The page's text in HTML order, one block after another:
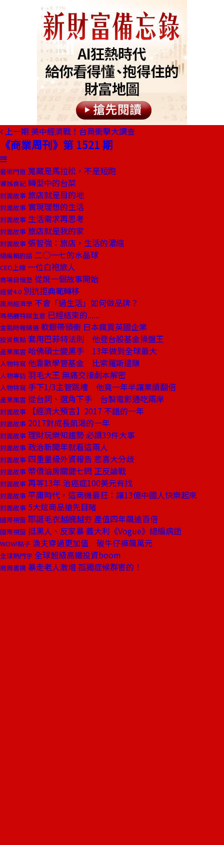
上一期 美中經濟戰！台商衝擊大調查
《商業周刊》第 1521 期
藝術門道 蒐藏是馬拉松，不是短跑
饕姊食記 轉型中的台菜
封面故事 旅店就是目的地
封面故事 實現理想的生活
封面故事 生活需求再思考
封面故事 旅店就是我的家
封面故事 張智強：旅店，生活的濃縮
總編輯的話 二○一七的水晶球
CEO上線 一位白袍旅人
商場自慢塾 從說一個故事開始
經營4.0 別抗拒典範轉移
風尚經濟學 不會「過生活」如何做品牌？
瑪格麗特談生意 已經結束的......
金融時報精選 軟銀帶頭衝 日本瘋買英國企業
投資焦點 套用巴菲特法則 他登台股基金操盤王
產業風雲 哈佛碩士變黑手 13年做到全球最大
人物特寫 他靠數學管基金 比索羅斯還賺
人物專訪 羽毛大王 無痛交接劇本解密
人物特寫 手下1/3主管跳槽 他竟一年半讓業績翻倍
產業風雲 從台詞、選角下手 台製電影通吃兩岸
封面故事 【經濟大預言】2017 不錯的一年
封面故事 2017對成長飢渴的一年
封面故事 理財玩樂知趨勢 必讀39件大事
封面故事 政治新聞年就看這兩人
封面故事 四重量級外資報告 悲喜大分歧
封面故事 幣債油房關鍵七問 正反論戰
封面故事 再等13年 治癌症100美元有找
封面故事 平庸時代，這商機最狂：讓13億中國人快樂起來
封面故事 5大炫商品搶先目睹
國際視窗 耶誕毛衣越醜越夯 產值四年飆逾百倍
國際視窗 挺黑人、反家暴 義大利《Vogue》總編病逝
WOW!點子 漁夫穿過更加值 破牛仔褲飆萬元
全球熱門字 全球超級高鐵投資boom
商周書摘 暴走老人激增 孤獨症候群害的！